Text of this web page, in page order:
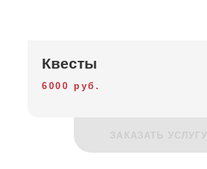
Квесты
6000 руб.
ЗАКАЗАТЬ УСЛУГУ